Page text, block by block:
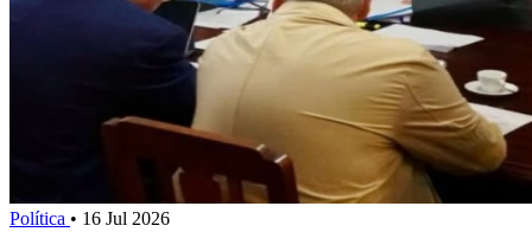
Política • 16 Jul 2026